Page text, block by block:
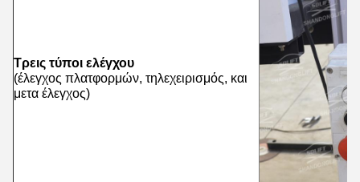
Τρεις τύποι ελέγχου
(έλεγχος πλατφορμών, τηλεχειρισμός, και
μετα έλεγχος)